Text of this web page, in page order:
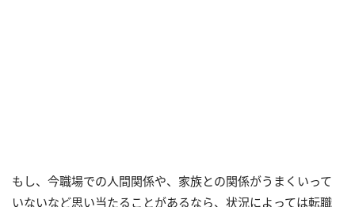
もし、今職場での人間関係や、家族との関係がうまくいって
いないなど思い当たることがあるなら、状況によっては転職